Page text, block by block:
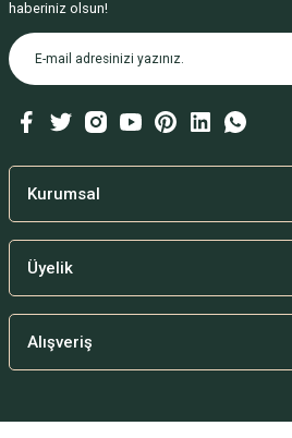
haberiniz olsun!
Kurumsal
Üyelik
Alışveriş